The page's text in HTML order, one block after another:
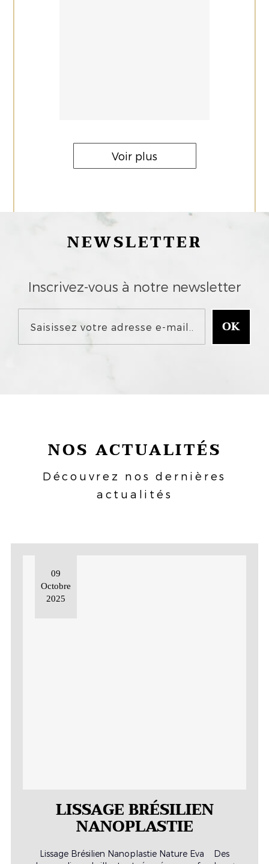
Voir plus
NEWSLETTER
Inscrivez-vous à notre newsletter
09
Octobre
2025
LISSAGE BRÉSILIEN
NANOPLASTIE
Lissage Brésilien Nanoplastie Nature Eva Des
NOS ACTUALITÉS
Découvrez nos dernières
actualités